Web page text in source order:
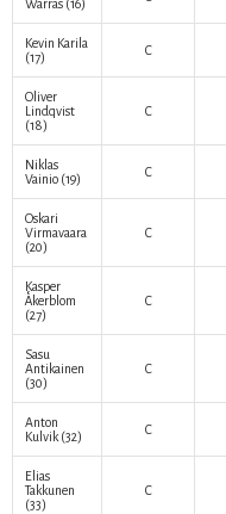
Warras (16)
Kevin Karila
(17)
C
Oliver
Lindqvist
(18)
C
Niklas
Vainio (19) C
Oskari
Virmavaara
(20)
C
Kasper
Åkerblom
(27)
C
Sasu
Antikainen
(30)
C
Anton
Kulvik (32) C
Elias
Takkunen
(33)
C